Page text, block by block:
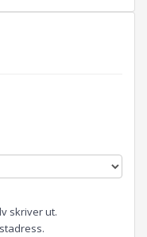
skriver ut.